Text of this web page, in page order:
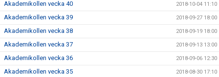
Akademikollen vecka 40 2018-10-04 11:10
Akademikollen vecka 39 2018-09-27 18:00
Akademikollen vecka 38 2018-09-19 18:00
Akademikollen vecka 37 2018-09-13 13:00
Akademikollen vecka 36 2018-09-06 12:30
Akademikollen vecka 35 2018-08-30 17:10